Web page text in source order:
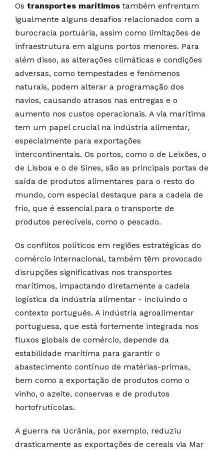
Os transportes marítimos também enfrentam
igualmente alguns desafios relacionados com a
burocracia portuária, assim como limitações de
infraestrutura em alguns portos menores. Para
além disso, as alterações climáticas e condições
adversas, como tempestades e fenómenos
naturais, podem alterar a programação dos
navios, causando atrasos nas entregas e o
aumento nos custos operacionais. A via marítima
tem um papel crucial na indústria alimentar,
especialmente para exportações
intercontinentais. Os portos, como o de Leixões, o
de Lisboa e o de Sines, são as principais portas de
saída de produtos alimentares para o resto do
mundo, com especial destaque para a cadeia de
frio, que é essencial para o transporte de
produtos perecíveis, como o pescado.
Os conflitos políticos em regiões estratégicas do
comércio internacional, também têm provocado
disrupções significativas nos transportes
marítimos, impactando diretamente a cadeia
logística da indústria alimentar - incluindo o
contexto português. A indústria agroalimentar
portuguesa, que está fortemente integrada nos
fluxos globais de comércio, depende da
estabilidade marítima para garantir o
abastecimento contínuo de matérias-primas,
bem como a exportação de produtos como o
vinho, o azeite, conservas e de produtos
hortofrutícolas.
A guerra na Ucrânia, por exemplo, reduziu
drasticamente as exportações de cereais via Mar